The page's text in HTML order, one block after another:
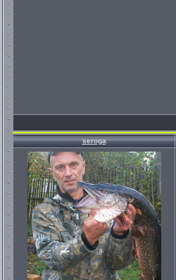
seroga